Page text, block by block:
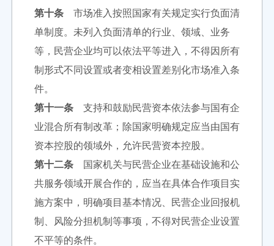
第十条 市场准入按照国家有关规定实行负面清
单制度。未列入负面清单的行业、领域、业务
等，民营企业均可以依法平等进入，不得因所有
制形式不同设置或者变相设置差别化市场准入条
件。
第十一条 支持和鼓励民营资本依法参与国有企
业混合所有制改革；除国家明确规定应当由国有
资本控股的领域外，允许民营资本控股。
第十二条 国家机关与民营企业在基础设施和公
共服务领域开展合作的，应当在具体合作项目实
施方案中，明确项目基本情况、民营企业回报机
制、风险分担机制等事项，不得对民营企业设置
不平等的条件。